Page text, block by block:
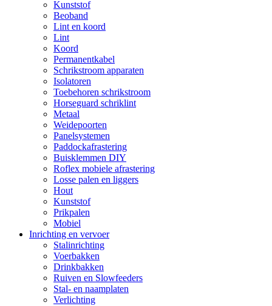
Kunststof
Beoband
Lint en koord
Lint
Koord
Permanentkabel
Schrikstroom apparaten
Isolatoren
Toebehoren schrikstroom
Horseguard schriklint
Metaal
Weidepoorten
Panelsystemen
Paddockafrastering
Buisklemmen DIY
Roflex mobiele afrastering
Losse palen en liggers
Hout
Kunststof
Prikpalen
Mobiel
Inrichting en vervoer
Stalinrichting
Voerbakken
Drinkbakken
Ruiven en Slowfeeders
Stal- en naamplaten
Verlichting